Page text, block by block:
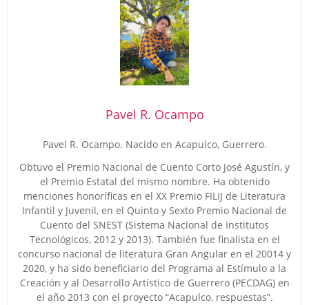
Pavel R. Ocampo
Pavel R. Ocampo. Nacido en Acapulco, Guerrero.
Obtuvo el Premio Nacional de Cuento Corto José Agustín, y
el Premio Estatal del mismo nombre. Ha obtenido
menciones honoríficas en el XX Premio FILIJ de Literatura
Infantil y Juvenil, en el Quinto y Sexto Premio Nacional de
Cuento del SNEST (Sistema Nacional de Institutos
Tecnológicos, 2012 y 2013). También fue finalista en el
concurso nacional de literatura Gran Angular en el 20014 y
2020, y ha sido beneficiario del Programa al Estímulo a la
Creación y al Desarrollo Artístico de Guerrero (PECDAG) en
el año 2013 con el proyecto “Acapulco, respuestas”.